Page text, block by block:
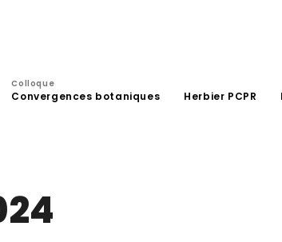
Colloque
Convergences botaniques Herbier PCPR